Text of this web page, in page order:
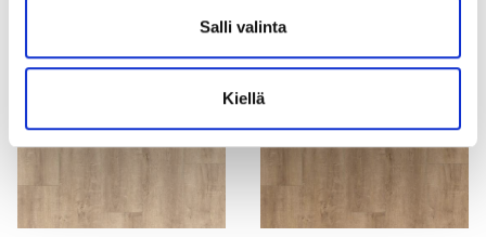
Salli valinta
Kiellä